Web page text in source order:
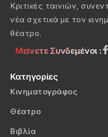
Κριτικές ταινιών,
νέα σχετικά με τον
θέατρο.
Μείνετε Συνδεμένοι :
Κατηγορίες
Κινηματογράφος
Θέατρο
Βιβλία